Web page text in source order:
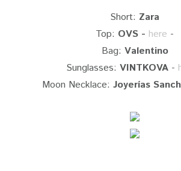
Short: Zara
Top: OVS - here -
Bag: Valentino
Sunglasses: VINTKOVA -
Moon Necklace: Joyerías